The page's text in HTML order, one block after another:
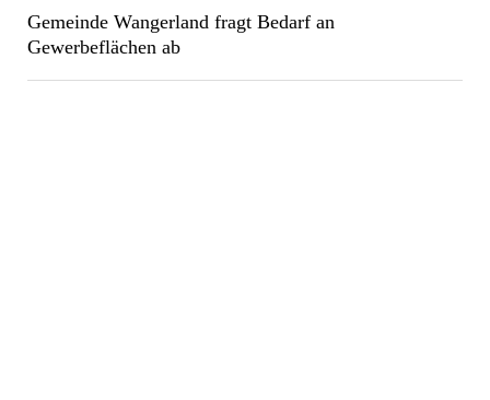
Gemeinde Wangerland fragt Bedarf an
Gewerbeflächen ab